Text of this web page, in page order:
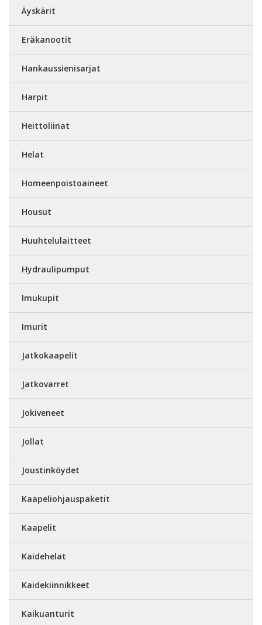
Äyskärit
Eräkanootit
Hankaussienisarjat
Harpit
Heittoliinat
Helat
Homeenpoistoaineet
Housut
Huuhtelulaitteet
Hydraulipumput
Imukupit
Imurit
Jatkokaapelit
Jatkovarret
Jokiveneet
Jollat
Joustinköydet
Kaapeliohjauspaketit
Kaapelit
Kaidehelat
Kaidekiinnikkeet
Kaikuanturit